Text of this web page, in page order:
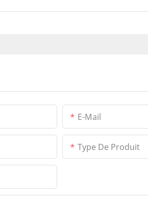
E-Mail
Type De Produit